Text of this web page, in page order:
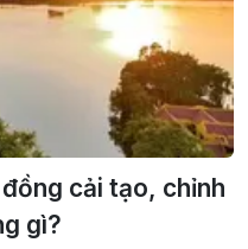
đồng cải tạo, chỉnh
gì?